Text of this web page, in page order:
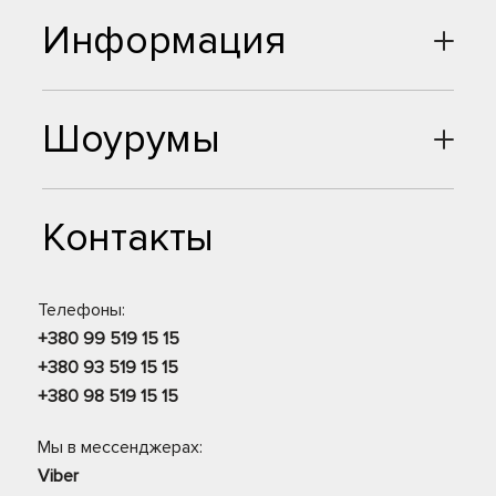
Шоурумы
Контакты
Телефоны:
+380 99 519 15 15
+380 93 519 15 15
+380 98 519 15 15
Мы в мессенджерах:
Viber
Информация